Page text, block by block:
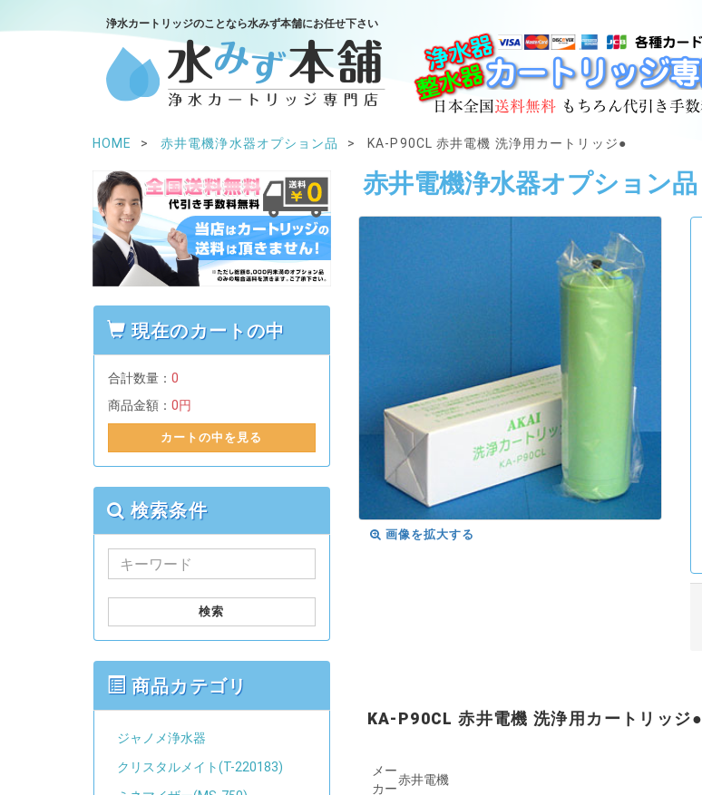
浄水カートリッジのことなら水みず本舗にお任せ下さい
HOME 赤井電機浄水器オプション品 KA-P90CL 赤井電機 洗浄用カートリッジ●
赤井電機浄水器オプション品
画像を拡大する
KA-P90CL 赤井電機 洗浄用カートリッジ●
メー
カー
赤井電機
現在のカートの中
合計数量： 0
商品金額： 0円
カートの中を見る
検索条件
検索
商品カテゴリ
ジャノメ浄水器
クリスタルメイト(T-220183)